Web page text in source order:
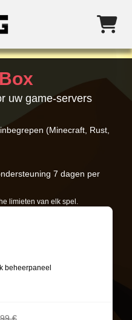
uw game-servers
(Minecraft, Rust,
7 dagen per
limieten van elk spel.
beheerpaneel